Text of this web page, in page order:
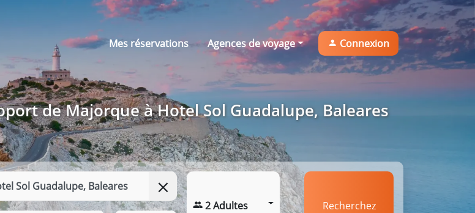
Mes réservations Agences de voyage Connexion
de Majorque à Hotel Sol Guadalupe, Baleares
2 Adultes Recherchez